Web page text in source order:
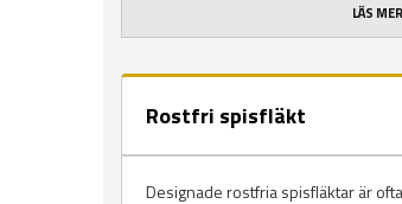
LÄS MER
Rostfri spisfläkt
Designade rostfria spisfläktar är ofta